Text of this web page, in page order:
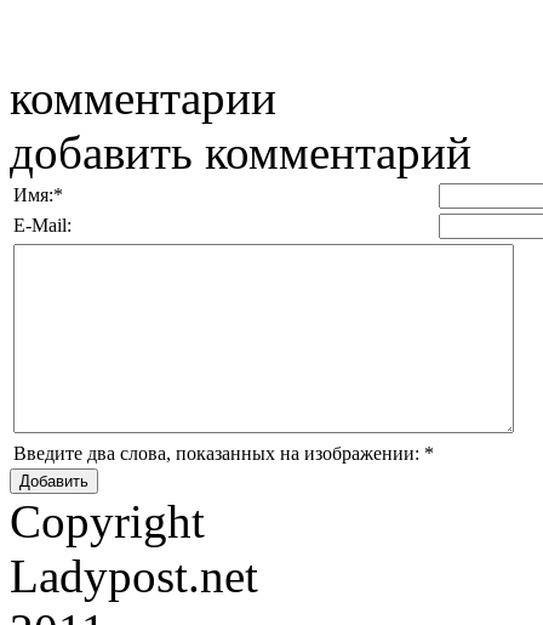
комментарии
добавить комментарий
Имя:*
E-Mail:
Введите два слова, показанных на изображении: *
Copyright
Ladypost.net